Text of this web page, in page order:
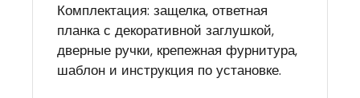
Комплектация: защелка, ответная
планка с декоративной заглушкой,
дверные ручки, крепежная фурнитура,
шаблон и инструкция по установке.